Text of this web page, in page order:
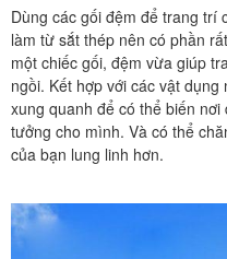
Dùng các gối đệm để trang trí
làm từ sắt thép nên có phần
một chiếc gối, đệm vừa giúp
ngồi. Kết hợp với các vật
xung quanh để có thể biến
tưởng cho mình. Và có thể
của bạn lung linh hơn.